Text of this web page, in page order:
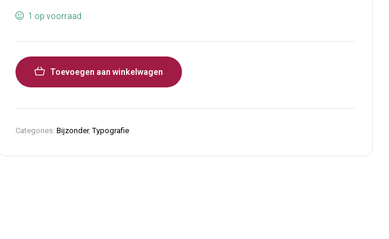
1 op voorraad
Toevoegen aan winkelwagen
Categories: Bijzonder,Typografie